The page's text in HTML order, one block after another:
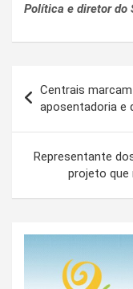
Política e diretor do
de
Post
Centrais
aposentadoria e
Representante
projeto que